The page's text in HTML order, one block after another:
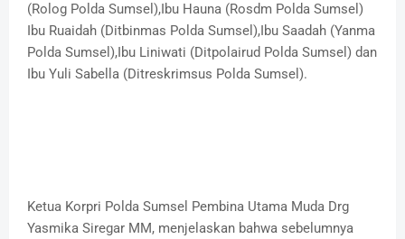
(Rolog Polda Sumsel),Ibu Hauna (Rosdm Polda Sumsel)
Ibu Ruaidah (Ditbinmas Polda Sumsel),Ibu Saadah (Yanma
Polda Sumsel),Ibu Liniwati (Ditpolairud Polda Sumsel) dan
Ibu Yuli Sabella (Ditreskrimsus Polda Sumsel).
Ketua Korpri Polda Sumsel Pembina Utama Muda Drg
Yasmika Siregar MM, menjelaskan bahwa sebelumnya